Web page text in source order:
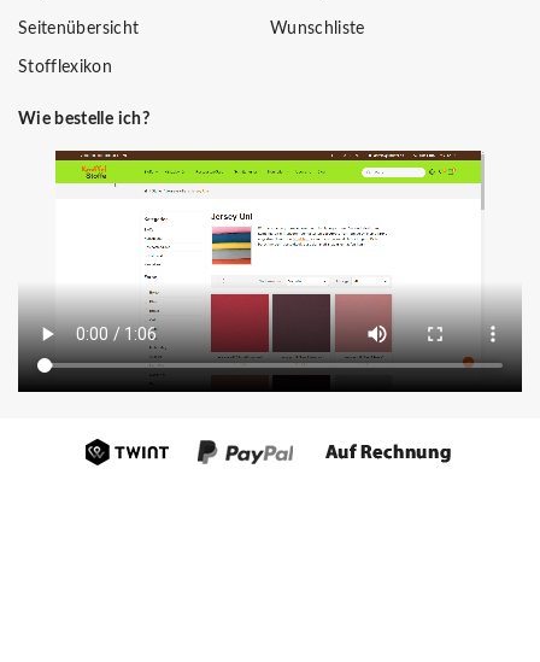
Seitenübersicht
Stofflexikon
Wunschliste
Wie bestelle ich?